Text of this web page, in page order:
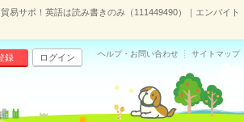
易サポ！英語は読み書きのみ（111449490）｜エンバイト
録 ログイン ヘルプ・お問い合わせ サイトマップ